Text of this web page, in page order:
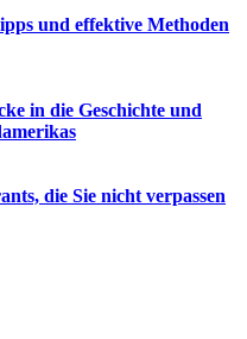
und effektive Methoden
in die Geschichte und
die Sie nicht verpassen